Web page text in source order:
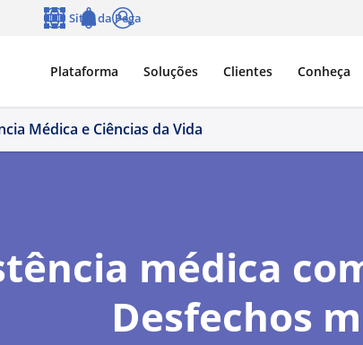
Plataforma Soluções Clientes Conheça
Sites da Pega
Médica e Ciências da Vida
médica
Desfechos